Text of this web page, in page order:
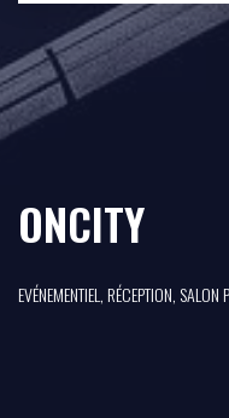
ONCITY
EVÉNEMENTIEL, RÉCEPTION, SALON